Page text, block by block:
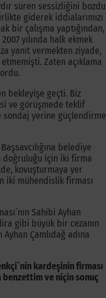
süren sessizliğini bozdu
giderek iddialarımızı
bir çalışma yaptığından,
yılında halk ekmek
yanıt vermekten ziyade,
Zaten açıklama
bekleyişe geçti. Biz
ve görüşmede teklif
sondaj yerine güçlendirme
belediye
doğruluğu için iki firma
kovuşturmaya yer
iki mühendislik firması
Sahibi Ayhan
gibi büyük bir cezanın
Çamlıdağ adına
kardeşinin firması
ve niçin sonuç